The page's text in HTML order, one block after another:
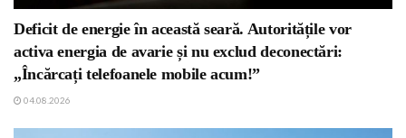
Deficit de energie în această seară. Autoritățile vor
activa energia de avarie și nu exclud deconectări:
„Încărcați telefoanele mobile acum!”
04.08.2026